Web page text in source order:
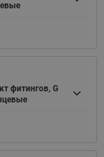
фитингов, G